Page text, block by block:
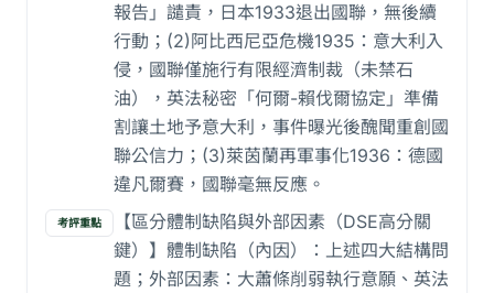
報告」譴責，日本1933退出國聯，無後續
行動；(2)阿比西尼亞危機1935：意大利入
侵，國聯僅施行有限經濟制裁（未禁石
油），英法秘密「何爾-賴伐爾協定」準備
割讓土地予意大利，事件曝光後醜聞重創國
聯公信力；(3)萊茵蘭再軍事化1936：德國
違凡爾賽，國聯毫無反應。
考評重點
【區分體制缺陷與外部因素（DSE高分關
鍵）】體制缺陷（內因）：上述四大結構問
題；外部因素：大蕭條削弱執行意願、英法